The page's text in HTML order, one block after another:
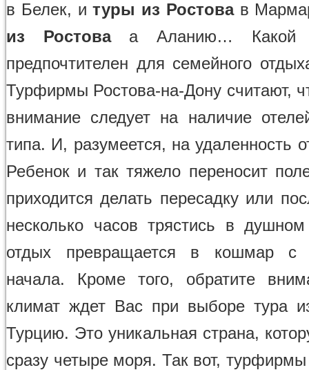
в Белек, итуры из Ростовав
из Ростоваа Аланию… Какой
предпочтителен для семейного
Турфирмы Ростова-на-Дону считают,
внимание следует на наличие
типа. И, разумеется, на удаленность
Ребенок и так тяжело переносит
приходится делать пересадку или
несколько часов трястись в
отдых превращается в кошмар с
начала. Кроме того, обратите
климат ждет Вас при выборе тура
Турцию. Это уникальная страна,
сразу четыре моря. Так вот,